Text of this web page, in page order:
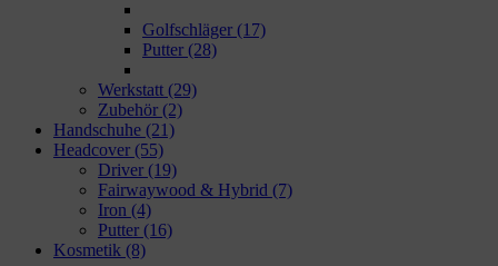
Golfschläger (17)
Putter (28)
Werkstatt (29)
Zubehör (2)
Handschuhe (21)
Headcover (55)
Driver (19)
Fairwaywood & Hybrid (7)
Iron (4)
Putter (16)
Kosmetik (8)